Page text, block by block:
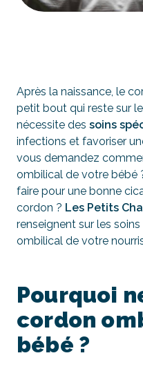
Après la naissance, le
petit bout qui reste sur
nécessite des soins
infections et favoriser
vous demandez
ombilical de votre bébé
faire pour une bonne
cordon ? Les Petits
renseignent sur les
ombilical de votre
Pourquoi
cordon
bébé ?